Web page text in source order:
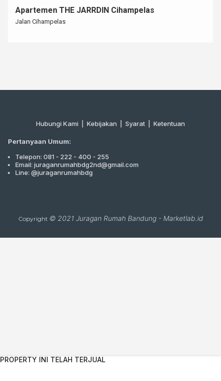
Apartemen THE JARRDIN Cihampelas
Jalan Cihampelas
PROPERTY INI TELAH TERJUAL
Hubungi Kami Kebijakan | Syarat Ketentuan
Pertanyaan Umum:
Telepon: 081 - 222 - 400 - 255
Email: juraganrumahbdg2nd@gmail.com
Line: @juraganrumahbdg
Copyright © 2021 Juragan Rumah Bandung- Marketlab.id